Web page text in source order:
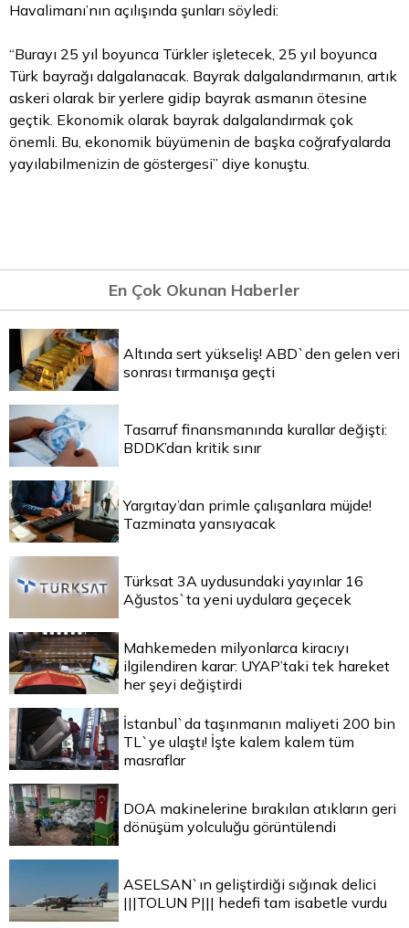
Havalimanı’nın açılışında şunları söyledi:
“Burayı 25 yıl boyunca Türkler işletecek, 25 yıl boyunca
Türk bayrağı dalgalanacak. Bayrak dalgalandırmanın, artık
askeri olarak bir yerlere gidip bayrak asmanın ötesine
geçtik. Ekonomik olarak bayrak dalgalandırmak çok
önemli. Bu, ekonomik büyümenin de başka coğrafyalarda
yayılabilmenizin de göstergesi” diye konuştu.
En Çok Okunan Haberler
Altında sert yükseliş! ABD`den gelen veri
sonrası tırmanışa geçti
Tasarruf finansmanında kurallar değişti:
BDDK’dan kritik sınır
Yargıtay’dan primle çalışanlara müjde!
Tazminata yansıyacak
Türksat 3A uydusundaki yayınlar 16
Ağustos`ta yeni uydulara geçecek
Mahkemeden milyonlarca kiracıyı
ilgilendiren karar: UYAP’taki tek hareket
her şeyi değiştirdi
İstanbul`da taşınmanın maliyeti 200 bin
TL`ye ulaştı! İşte kalem kalem tüm
masraflar
DOA makinelerine bırakılan atıkların geri
dönüşüm yolculuğu görüntülendi
ASELSAN`ın geliştirdiği sığınak delici
|||TOLUN P||| hedefi tam isabetle vurdu